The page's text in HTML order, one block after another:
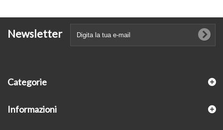
Newsletter
Categorie
Informazioni